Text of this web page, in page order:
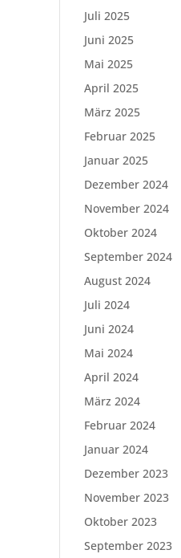
Juli 2025
Juni 2025
Mai 2025
April 2025
März 2025
Februar 2025
Januar 2025
Dezember 2024
November 2024
Oktober 2024
September 2024
August 2024
Juli 2024
Juni 2024
Mai 2024
April 2024
März 2024
Februar 2024
Januar 2024
Dezember 2023
November 2023
Oktober 2023
September 2023